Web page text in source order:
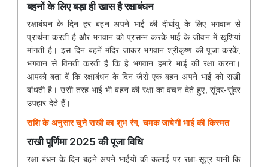
बहनों के लिए बड़ा ही खास है रक्षाबंधन
रक्षाबंधन के दिन हर बहन अपने भाई की दीर्घायु के लिए भगवान से
प्रार्थना करती है और भगवान को प्रसन्न करके भाई के जीवन में खुशियां
मांगती है। इस दिन बहनें मंदिर जाकर भगवान श्रीकृष्ण की पूजा करकें,
भगवान से विनती करती है कि हे भगवान हमारे भाई की रक्षा करना।
आपको बता दें कि रक्षाबंधन के दिन जैसे एक बहन अपने भाई को राखी
बांधती है। उसी तरह भाई भी बहन की रक्षा का वचन देते हुए, सुंदर-सुंदर
उपहार देते हैं।
राशि के अनुसार चुने राखी का शुभ रंग, चमक जायेगी भाई की किस्मत
राखी पूर्णिमा 2025 की पूजा विधि
रक्षा बंधन के दिन बहने अपने भाईयों की कलाई पर रक्षा-सूत्र यानी कि